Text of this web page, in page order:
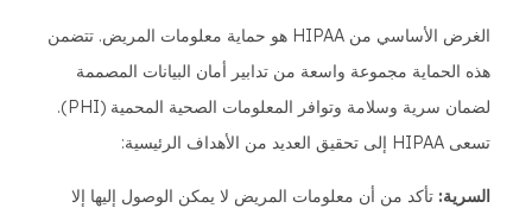
الغرض الأساسي من HIPAA هو حماية معلومات المريض. تتضمن
هذه الحماية مجموعة واسعة من تدابير أمان البيانات المصممة
لضمان سرية وسلامة وتوافر المعلومات الصحية المحمية (PHI).
تسعى HIPAA إلى تحقيق العديد من الأهداف الرئيسية:
السرية: تأكد من أن معلومات المريض لا يمكن الوصول إليها إلا